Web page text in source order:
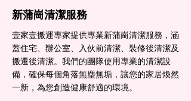
新蒲崗清潔服務
壹家壹搬運專家提供專業新蒲崗清潔服務，涵
蓋住宅、辦公室、入伙前清潔、裝修後清潔及
搬遷後清潔。我們的團隊使用專業的清潔設
備，確保每個角落無塵無垢，讓您的家居煥然
一新，為您創造健康舒適的環境。